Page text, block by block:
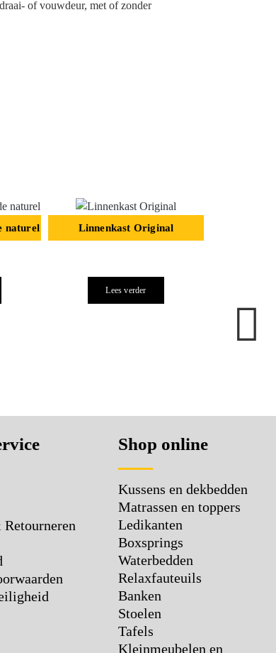
of vouwdeur, met of zonder
naturel Linnenkast Original
Lees verder
Shop online
Kussens en dekbedden
Matrassen en toppers
Ledikanten
Boxsprings
Waterbedden
Relaxfauteuils
Banken
Stoelen
Tafels
Kleinmeubelen en